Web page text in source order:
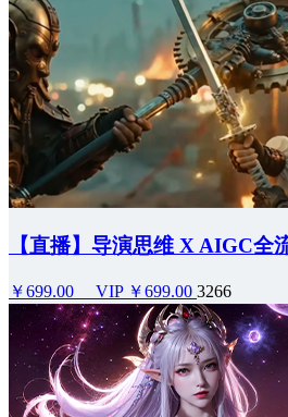
【直播】导演思维 X AIGC全
￥699.00 VIP ￥699.00 3266